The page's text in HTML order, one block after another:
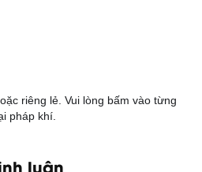
riêng lẻ. Vui lòng bấm vào từng
pháp khí.
luận